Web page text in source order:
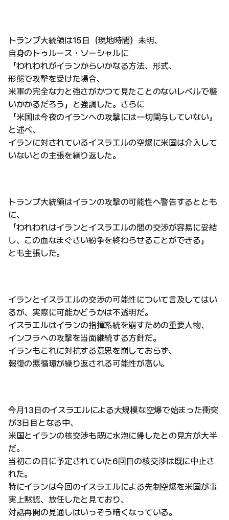
トランプ大統領は15日（現地時間）未明、
自身のトゥルース・ソーシャルに
「われわれがイランからいかなる方法、形式、
形態で攻撃を受けた場合、
米軍の完全な力と強さがかつて見たことのないレベルで襲
いかかるだろう」と強調した。さらに
「米国は今夜のイランへの攻撃には一切関与していない」
と述べ、
イランに対されているイスラエルの空爆に米国は介入して
いないとの主張を繰り返した。
トランプ大統領はイランの攻撃の可能性へ警告するととも
に、
「われわれはイランとイスラエルの間の交渉が容易に妥結
し、この血なまぐさい紛争を終わらせることができる」
とも主張した。
イランとイスラエルの交渉の可能性について言及してはい
るが、実際に可能かどうかは不透明だ。
イスラエルはイランの指揮系統を崩すための重要人物、
インフラへの攻撃を当面継続する方針だ。
イランもこれに対抗する意思を崩しておらず、
報復の悪循環が繰り返される可能性が高い。
今月13日のイスラエルによる大規模な空爆で始まった衝突
が3日目となる中、
米国とイランの核交渉も既に水泡に帰したとの見方が大半
だ。
当初この日に予定されていた6回目の核交渉は既に中止さ
れた。
特にイランは今回のイスラエルによる先制空爆を米国が事
実上黙認、放任したと見ており、
対話再開の見通しはいっそう暗くなっている。